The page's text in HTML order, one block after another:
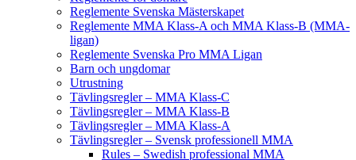
Reglemente Svenska Mästerskapet
Reglemente MMA Klass-A och MMA Klass-B (MMA-
ligan)
Reglemente Svenska Pro MMA Ligan
Barn och ungdomar
Utrustning
Tävlingsregler – MMA Klass-C
Tävlingsregler – MMA Klass-B
Tävlingsregler – MMA Klass-A
Tävlingsregler – Svensk professionell MMA
Rules – Swedish professional MMA